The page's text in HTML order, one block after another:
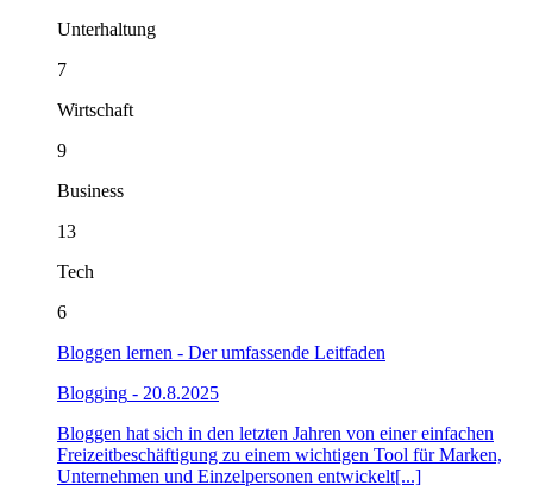
Unterhaltung
7
Wirtschaft
9
Business
13
Tech
6
Bloggen lernen - Der umfassende Leitfaden
Blogging - 20.8.2025
Bloggen hat sich in den letzten Jahren von einer einfachen
Freizeitbeschäftigung zu einem wichtigen Tool für Marken,
Unternehmen und Einzelpersonen entwickelt[...]